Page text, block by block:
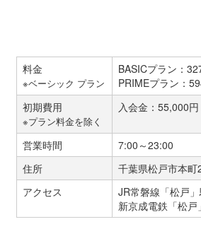
料金
※ベーシック プラン
BASICプラン：
PRIMEプラン：
初期費用
※プラン料金を除く
入会金：55,000円
営業時間
7:00～23:00
住所
千葉県松戸市本
アクセス
JR常磐線「松戸
新京成電鉄「松